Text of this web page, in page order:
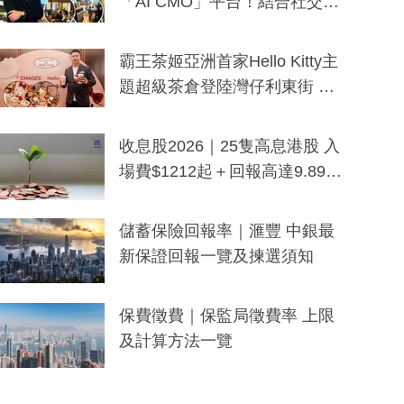
分鐘生成「貼地」宣傳短片
霸王茶姬亞洲首家Hello Kitty主
題超級茶倉登陸灣仔利東街 推
y及香港限定特調系列
收息股2026｜25隻高息港股 入
場費$1212起＋回報高達9.89
儲蓄保險回報率｜滙豐 中銀最
新保證回報一覽及揀選須知
保費徵費｜保監局徵費率 上限
及計算方法一覽